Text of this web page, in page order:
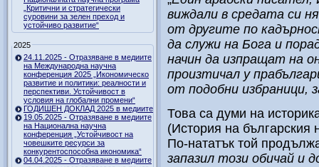
„Критични и стратегически
суровини за зелен преход и
устойчиво развитие“
2025
24.11.2025 - Отразяване в медиите
на Международна научна
конференция 2025 „Икономическо
развитие и политики: реалности и
перспективи. Устойчивост в
условия на глобални промени“
ГОДИШЕН ДОКЛАД 2025 в медиите
19.05.2025 - Отразяване в медиите
на Национална научна
конференция „Устойчивост на
човешките ресурси за
конкурентоспособна икономика“
04.04.2025 - Отразяване в медиите
виждали в средата си
от другите по
да служи на Бога и
начин да изпращат на
произтичал у
от подобни избраници,
Това са думи на
(История на
По-нататък той
запазил този обичай и